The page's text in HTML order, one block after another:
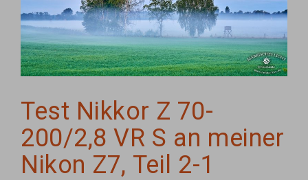
Test Nikkor Z 70-
200/2,8 VR S an meiner
Nikon Z7, Teil 2-1